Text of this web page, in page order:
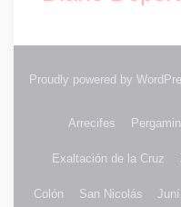
Proudly powered by
Arrecifes
Exaltación de la Cruz
Colón San Nicolás